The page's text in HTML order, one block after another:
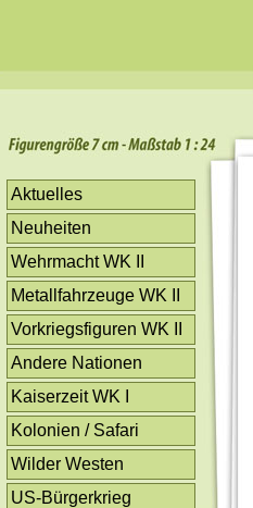
Aktuelles
Neuheiten
Wehrmacht WK II
Metallfahrzeuge WK II
Vorkriegsfiguren WK II
Andere Nationen
Kaiserzeit WK I
Kolonien / Safari
Wilder Westen
US-Bürgerkrieg